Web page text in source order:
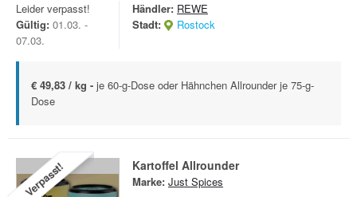
Leider verpasst!
Gültig: 01.03. -
07.03.
Händler: REWE
Stadt:
Rostock
€ 49,83 / kg - je 60-g-Dose oder Hähnchen Allrounder je 75-g-
Dose
Verpasst! Kartoffel Allrounder
Marke: Just Spices